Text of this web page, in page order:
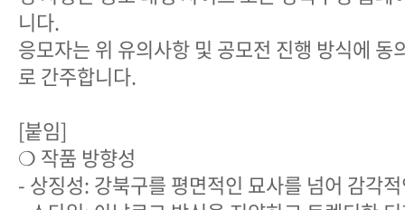
니다.
응모자는 위 유의사항 및 공모전 진행 방식에 동
로 간주합니다.
[붙임]
❍ 작품 방향성
- 상징성: 강북구를 평면적인 묘사를 넘어 감각